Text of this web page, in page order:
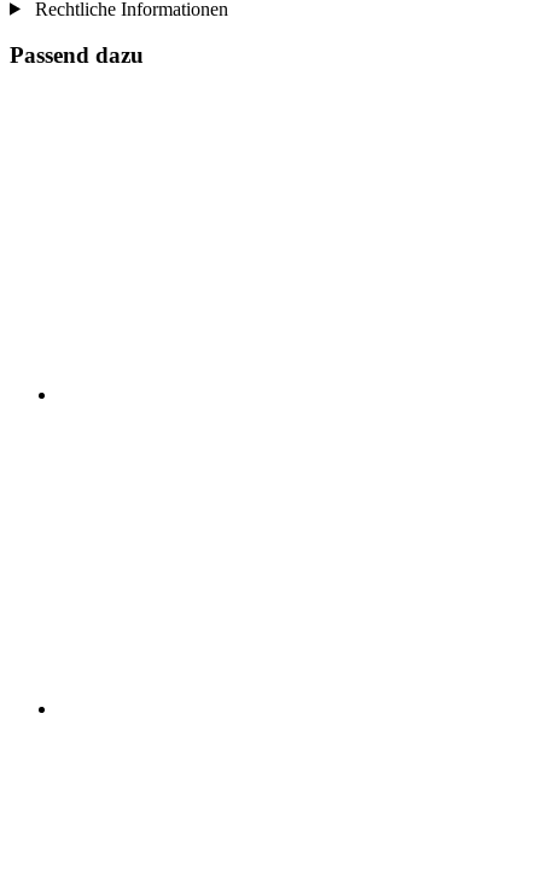
Rechtliche Informationen
Passend dazu